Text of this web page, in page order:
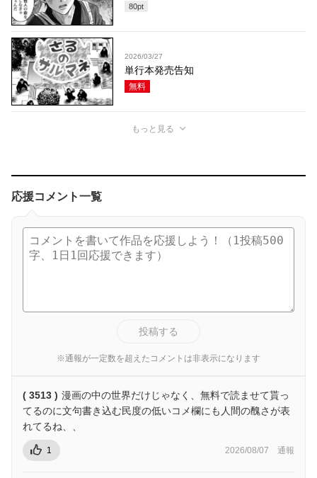
80pt
2026/03/27
単行本発売告知
無料
もっと見る
応援コメント一覧
投稿する
※通報が一定数を超えたコメントは非表示になります
( 3513 ) 漫画の中の世界だけじゃなく、無料で読ませて貰っ
てるのに文句書き込む民度の低いコメ欄にも人間の醜さが表
れてるね、、
1 2026/08/07 通報